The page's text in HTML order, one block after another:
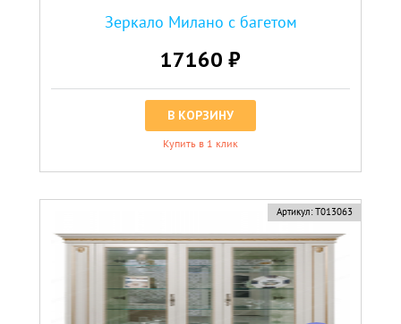
Зеркало Милано с багетом
17160 ₽
В КОРЗИНУ
Купить в 1 клик
Артикул: Т013063